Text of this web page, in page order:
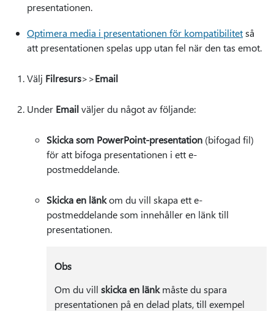
presentationen.
Optimera media i presentationen för kompatibilitetså
att presentationen spelas upp utan fel när den tas emot.
Välj Filresurs>>Email
Under Emailväljer du något av följande:
Skicka som PowerPoint-presentation (bifogad fil)
för att bifoga presentationen i ett e-
postmeddelande.
Skicka en länkom du vill skapa ett e-
postmeddelande som innehåller en länk till
presentationen.
Obs
Om du vill skicka en länkmåste du spara
presentationen på en delad plats, till exempel